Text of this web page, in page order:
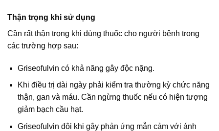
Thận trọng khi sử dụng
Cần rất thận trọng khi dùng thuốc cho người bệnh trong
các trường hợp sau:
Griseofulvin có khả năng gây độc nặng.
Khi điều trị dài ngày phải kiểm tra thường kỳ chức năng
thận, gan và máu. Cần ngừng thuốc nếu có hiện tượng
giảm bạch cầu hạt.
Griseofulvin đôi khi gây phản ứng mẫn cảm với ánh